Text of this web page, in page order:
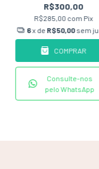
R$300,00
R$285,00 com Pix
6x de R$50,00 sem
COMPRAR
Consulte-nos
pelo WhatsApp